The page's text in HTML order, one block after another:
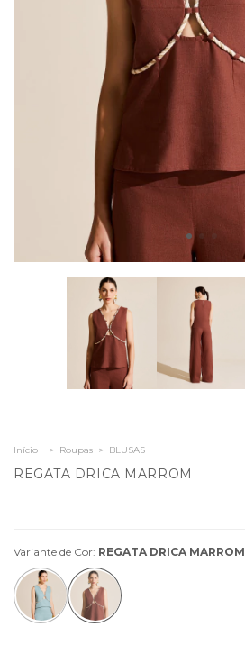
Início > Roupas > BLUSAS
REGATA DRICA MARROM
Variante de Cor: REGATA DRICA MARROM